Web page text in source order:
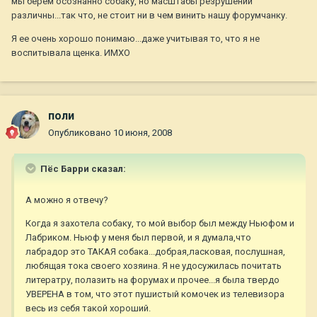
различны...так что, не стоит ни в чем винить нашу форумчанку.
Я ее очень хорошо понимаю...даже учитывая то, что я не
воспитывала щенка. ИМХО
поли
Опубликовано 10 июня, 2008
Пёс Барри сказал:
А можно я отвечу?
Когда я захотела собаку, то мой выбор был между Ньюфом и
Лабриком. Ньюф у меня был первой, и я думала,что
лабрадор это ТАКАЯ собака...добрая,ласковая, послушная,
любящая тока своего хозяина. Я не удосужилась почитать
литератру, полазить на форумах и прочее...я была твердо
УВЕРЕНА в том, что этот пушистый комочек из телевизора
весь из себя такой хороший.